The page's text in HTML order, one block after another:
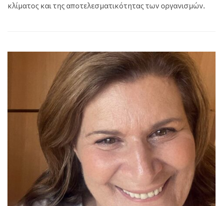
κλίματος και της αποτελεσματικότητας των οργανισμών.